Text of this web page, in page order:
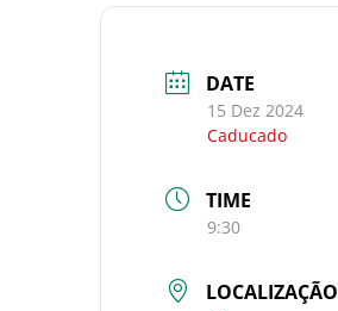
DATE
15 Dez 2024
Caducado
TIME
9:30
LOCALIZAÇÃO